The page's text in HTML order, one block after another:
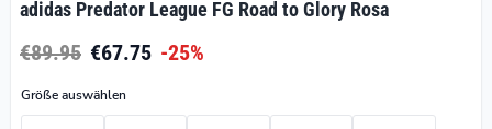
adidas Predator League FG Road to Glory Rosa
€89.95 €67.75 -25%
Größe auswählen